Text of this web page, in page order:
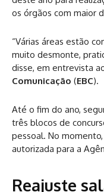
os órgãos com maior
“Várias áreas estão
muito desmonte,
disse, em entrevista
Comunicação (EBC).
Até o fim do ano,
três blocos de
pessoal. No
autorizada para a
Reajuste